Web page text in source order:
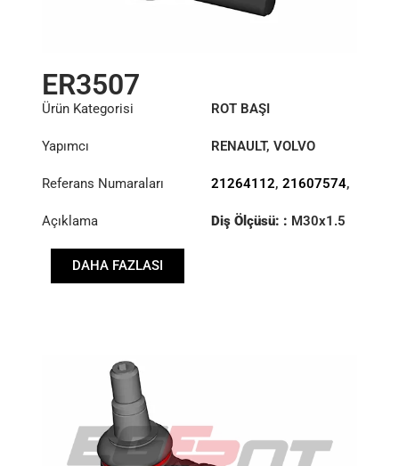
ER3507
Ürün Kategorisi ROT BAŞI
Yapımcı RENAULT, VOLVO
Referans Numaraları 21264112, 21607574,
Açıklama
Diş Ölçüsü: : M30x1.5
DAHA FAZLASI